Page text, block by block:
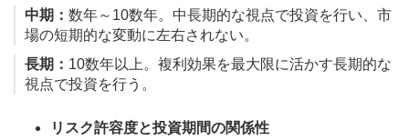
中期： 数年～10数年。中長期的な視点で投資を行い、市
場の短期的な変動に左右されない。
長期： 10数年以上。複利効果を最大限に活かす長期的な
視点で投資を行う。
リスク許容度と投資期間の関係性